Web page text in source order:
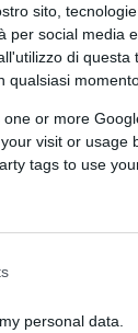
sito,
social media
di
qualsiasi
or more
visit or usage
tags to use
personal data.
con le
Aiuti a
lo
da
dissenso sul